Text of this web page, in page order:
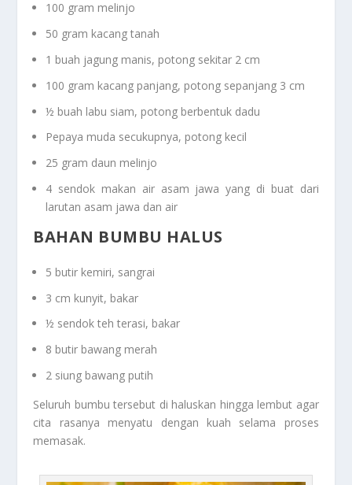
100 gram melinjo
50 gram kacang tanah
1 buah jagung manis, potong sekitar 2 cm
100 gram kacang panjang, potong sepanjang 3 cm
½ buah labu siam, potong berbentuk dadu
Pepaya muda secukupnya, potong kecil
25 gram daun melinjo
4 sendok makan air asam jawa yang di buat dari
larutan asam jawa dan air
BAHAN BUMBU HALUS
5 butir kemiri, sangrai
3 cm kunyit, bakar
½ sendok teh terasi, bakar
8 butir bawang merah
2 siung bawang putih
Seluruh bumbu tersebut di haluskan hingga lembut agar
cita rasanya menyatu dengan kuah selama proses
memasak.